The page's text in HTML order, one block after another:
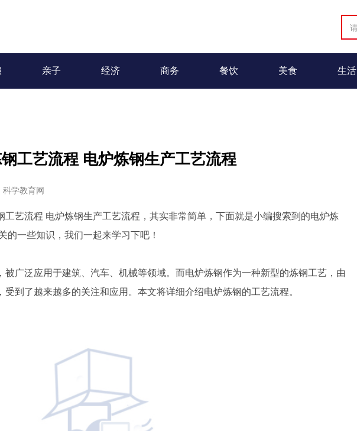
亲子 经济 商务 餐饮 美食 生活
工艺流程 电炉炼钢生产工艺流程
学教育网
工艺流程 电炉炼钢生产工艺流程，其实非常简单，下面就是小编搜索到的电炉炼
的一些知识，我们一起来学习下吧！
被广泛应用于建筑、汽车、机械等领域。而电炉炼钢作为一种新型的炼钢工艺，由
到了越来越多的关注和应用。本文将详细介绍电炉炼钢的工艺流程。